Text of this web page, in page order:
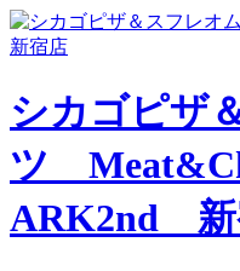
シカゴピザ
ツ
ARK2nd 新